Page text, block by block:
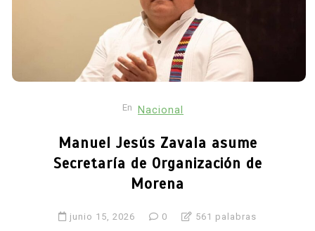
En Nacional
Manuel Jesús Zavala asume
Secretaría de Organización de
Morena
junio 15, 2026 0 561 palabras